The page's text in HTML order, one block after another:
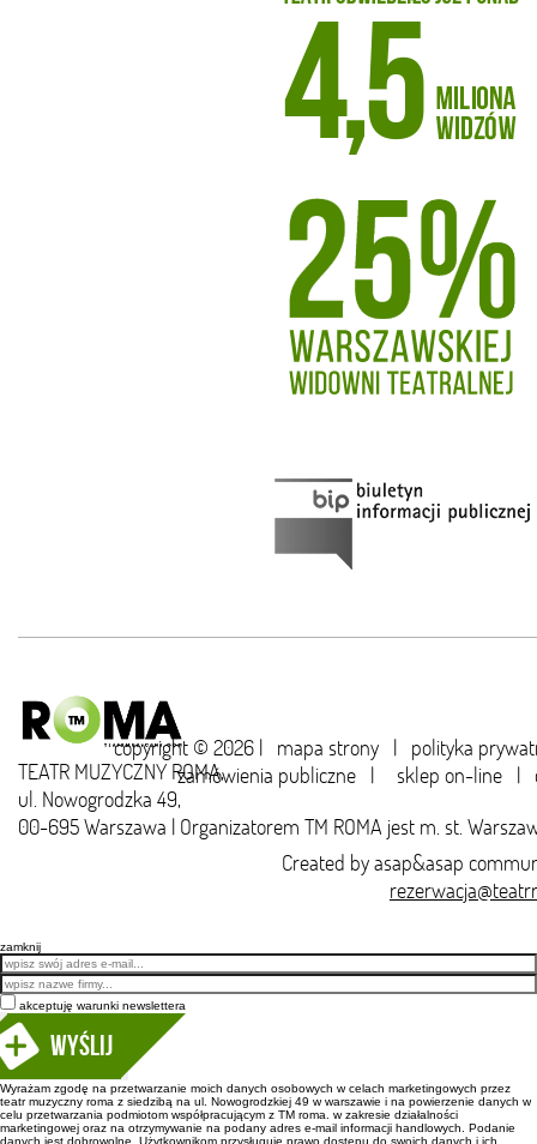
copyright © 2026 | mapa strony | polityka
zamówienia publiczne | sklep on-line |
TEATR MUZYCZNY ROMA,
ul. Nowogrodzka 49,
00-695 Warszawa | Organizatorem TM ROMA jest m. st.
Created byasap&asap
zamknij
Email
akceptuję warunki newslettera
Wyślij
Wyrażam zgodę na przetwarzanie moich danych osobowych w celach marketingowych przez
teatr muzyczny roma z siedzibą na ul. Nowogrodzkiej 49 w warszawie i na powierzenie danych w
celu przetwarzania podmiotom współpracującym z TM roma. w zakresie działalności
marketingowej oraz na otrzymywanie na podany adres e-mail informacji handlowych. Podanie